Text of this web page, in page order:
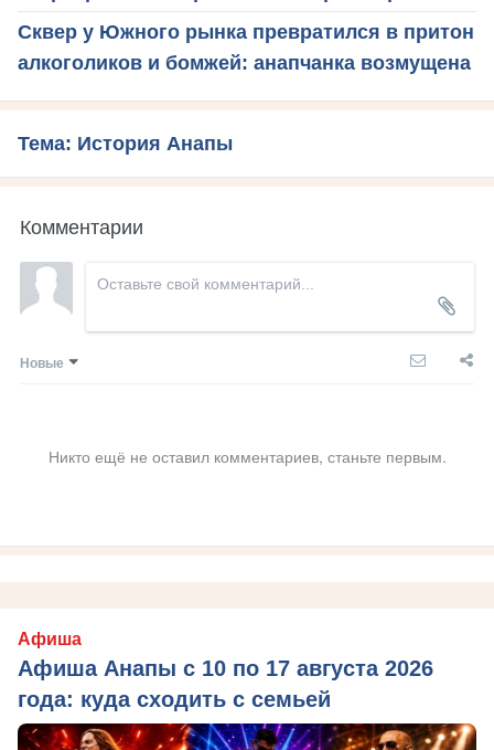
Сквер у Южного рынка превратился в притон
алкоголиков и бомжей: анапчанка возмущена
Тема: История Анапы
Комментарии
Новые
Никто ещё не оставил комментариев, станьте первым.
Афиша
Афиша Анапы с 10 по 17 августа 2026
года: куда сходить с семьей